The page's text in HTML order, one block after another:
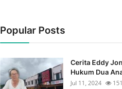
Popular Posts
Cerita Eddy
Hukum Dua
Jul 11, 2024